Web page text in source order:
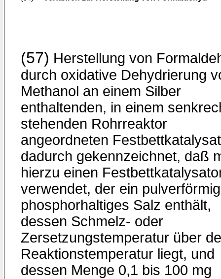
(57) Herstellung von
durch oxidative Dehydrierung
Methanol an einem Silber
enthaltenden, in einem
stehenden Rohrreaktor
angeordneten
dadurch gekennzeichnet, daß
hierzu einen
verwendet, der ein
phosphorhaltiges Salz enthält,
dessen Schmelz- oder
Zersetzungstemperatur über
Reaktionstemperatur liegt, und
dessen Menge 0,1 bis 100 mg